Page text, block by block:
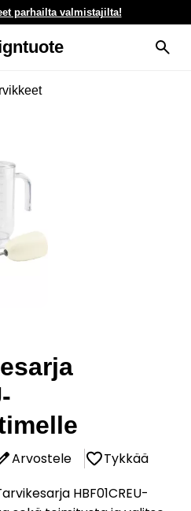
parhailta valmistajilta!
Arvostele
Tykkää
HBF01CREU-